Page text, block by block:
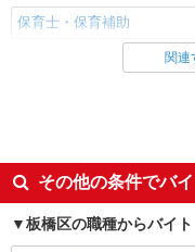
保育士・保育補助
同じ雇用形態から成増
ミドル（40代～）活躍中
高収入・高額
週2～3日勤務OK
関連
その他の条件でバ
板橋区の職種からバイ